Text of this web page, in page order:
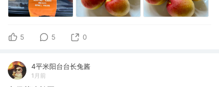
5 5 0
4平米阳台台长兔酱
1月前